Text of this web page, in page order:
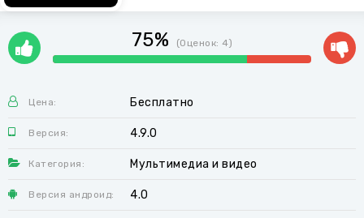
75% (Оценок:4)
Цена: Бесплатно
Версия: 4.9.0
Категория: Мультимедиа и видео
Версия андроид: 4.0